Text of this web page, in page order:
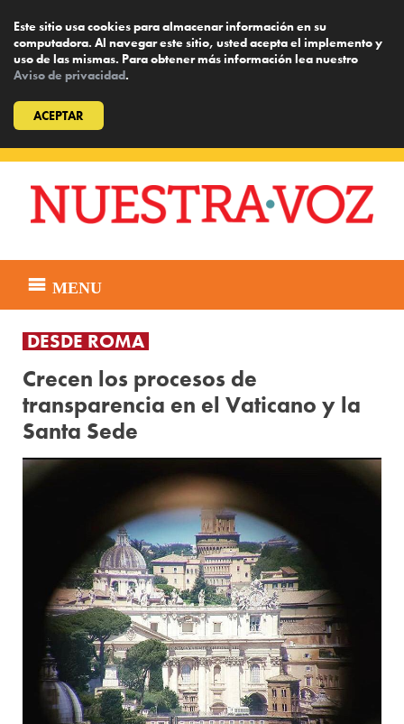
Este sitio usa cookies para almacenar información en su
computadora. Al navegar este sitio, usted acepta el implemento y
uso de las mismas. Para obtener más información lea nuestro
Aviso de privacidad.
ACEPTAR
content
MENU
DESDE ROMA
Crecen los procesos de
transparencia en el Vaticano y la
Santa Sede